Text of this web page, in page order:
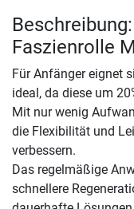
Faszienrolle
Für Anfänger eignet
ideal, da diese um
Mit nur wenig
die Flexibilität und
verbessern.
Das regelmäßige
schnellere